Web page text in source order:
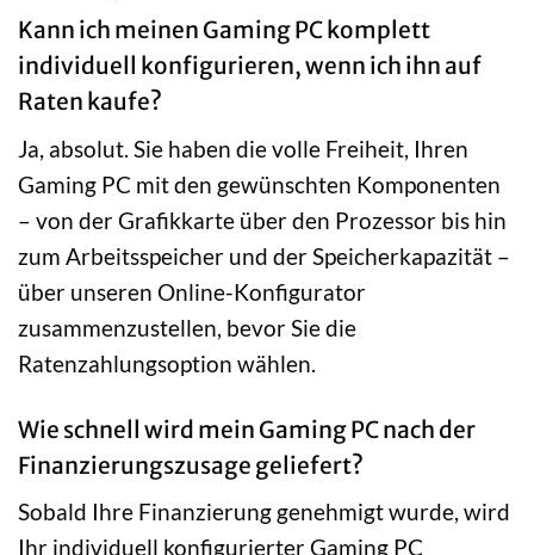
Kann ich meinen Gaming PC komplett
individuell konfigurieren, wenn ich ihn auf
Raten kaufe?
Ja, absolut. Sie haben die volle Freiheit, Ihren
Gaming PC mit den gewünschten Komponenten
– von der Grafikkarte über den Prozessor bis hin
zum Arbeitsspeicher und der Speicherkapazität –
über unseren Online-Konfigurator
zusammenzustellen, bevor Sie die
Ratenzahlungsoption wählen.
Wie schnell wird mein Gaming PC nach der
Finanzierungszusage geliefert?
Sobald Ihre Finanzierung genehmigt wurde, wird
Ihr individuell konfigurierter Gaming PC